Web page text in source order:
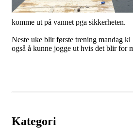
komme ut på vannet pga sikkerheten.
Neste uke blir første trening mandag
også å kunne jogge ut hvis det blir for
Kategori